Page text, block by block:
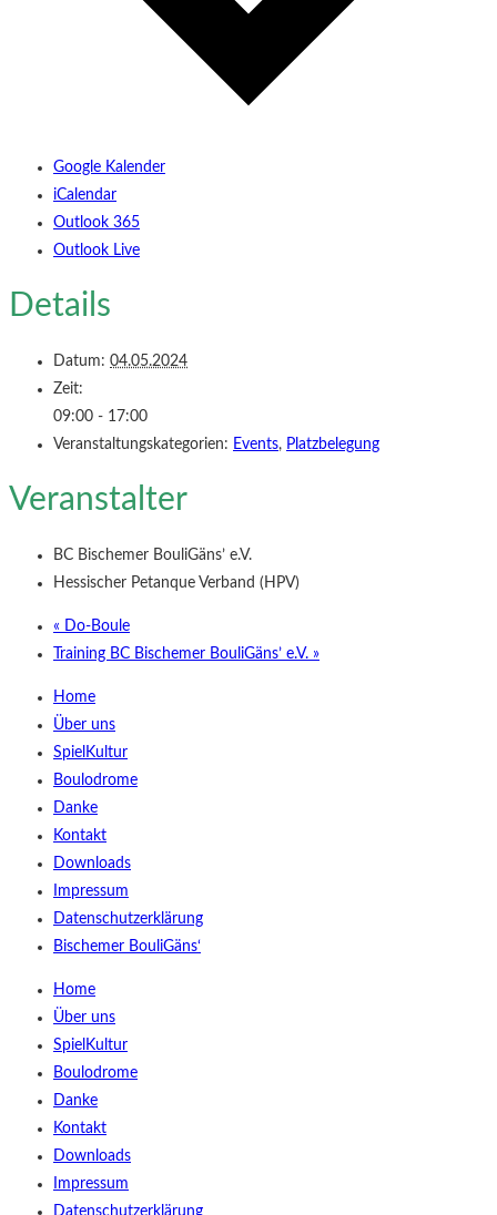
Google Kalender
iCalendar
Outlook 365
Outlook Live
Details
Datum: 04.05.2024
Zeit:
09:00 - 17:00
Veranstaltungskategorien: Events, Platzbelegung
Veranstalter
BC Bischemer BouliGäns’ e.V.
Hessischer Petanque Verband (HPV)
« Do-Boule
Training BC Bischemer BouliGäns’ e.V. »
Home
Über uns
SpielKultur
Boulodrome
Danke
Kontakt
Downloads
Impressum
Datenschutzerklärung
Bischemer BouliGäns‘
Home
Über uns
SpielKultur
Boulodrome
Danke
Kontakt
Downloads
Impressum
Datenschutzerklärung